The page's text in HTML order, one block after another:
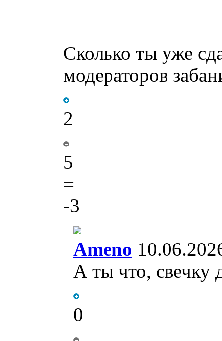
Сколько ты уже
модераторов
2
5
=
-3
Ameno
А ты что, свечку
0